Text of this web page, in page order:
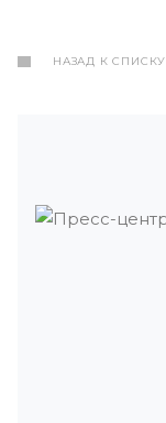
НАЗАД К СПИСКУ